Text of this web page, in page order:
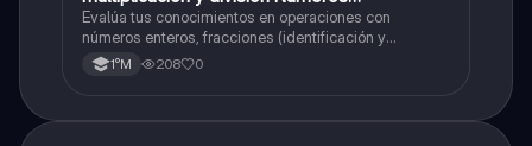
Fraccionarios si es Propia o Impropia o mixto
( suma , resta , multiplicación y división)
Porcentaje ( fracción, porcentual y decimal).
Evalúa tus conocimientos en operaciones con
números enteros, fracciones (identificación y
operaciones) y conversiones de porcentajes (fracción,
decimal y viceversa).
1°M 208 0